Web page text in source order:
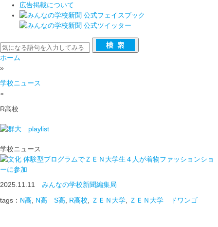
広告掲載について
ホーム
»
学校ニュース
»
R高校
学校ニュース
体験型プログラムでＺＥＮ大学生４人が着物ファッションショ
ーに参加
2025.11.11 みんなの学校新聞編集局
tags： N高 N高 S高 R高校 ＺＥＮ大学 ＺＥＮ大学 ドワンゴ